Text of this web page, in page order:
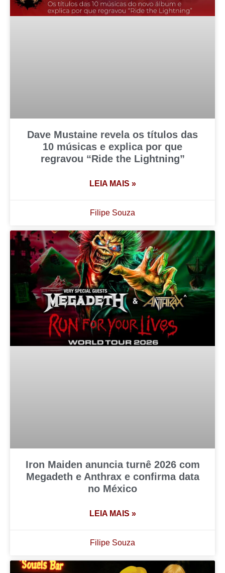
Dave Mustaine revela os títulos das
10 músicas e explica por que
regravou “Ride the Lightning”
LEIA MAIS »
Filipe Souza
Iron Maiden anuncia turnê 2026 com
Megadeth e Anthrax e confirma data
no México
LEIA MAIS »
Filipe Souza